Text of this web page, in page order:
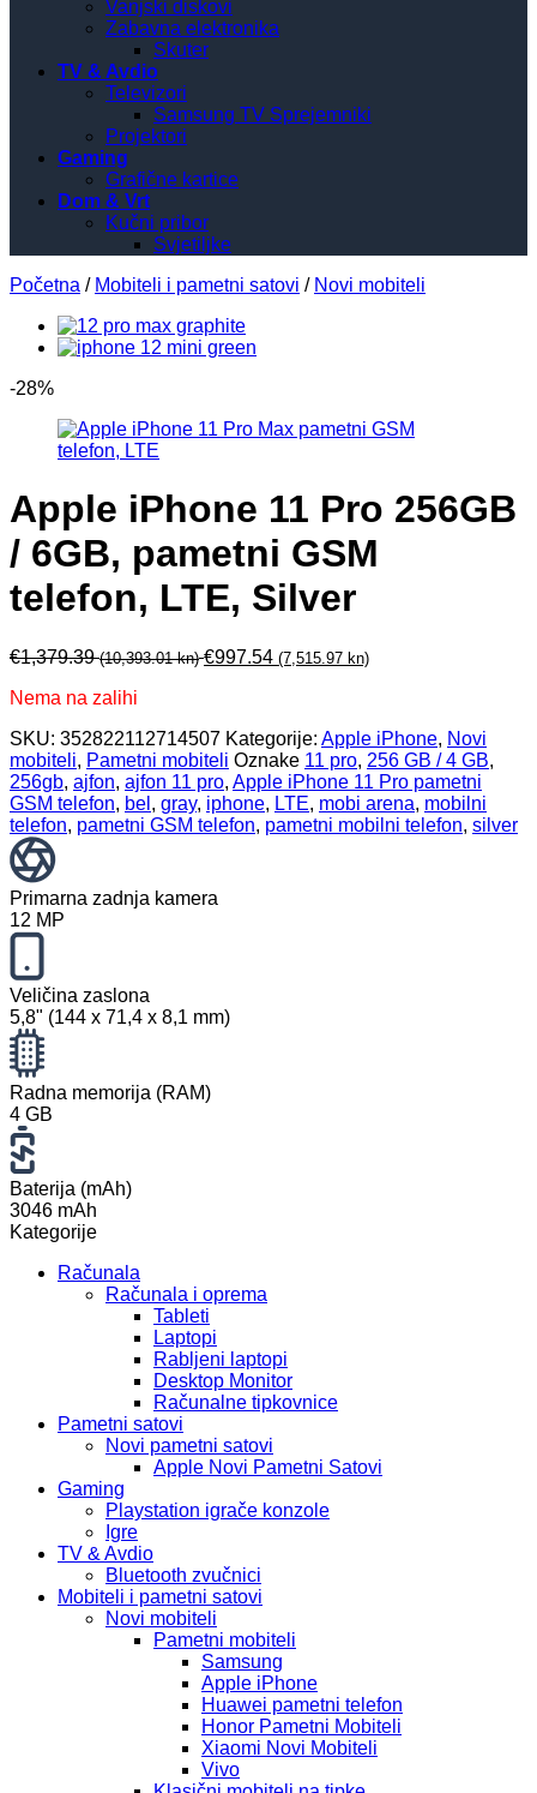
Vanjski diskovi
Zabavna elektronika
Skuter
TV & Avdio
Televizori
Samsung TV Sprejemniki
Projektori
Gaming
Grafične kartice
Dom & Vrt
Kučni pribor
Svjetiljke
Početna / Mobiteli i pametni satovi / Novi mobiteli
-28%
Apple iPhone 11 Pro 256GB
/ 6GB, pametni GSM
telefon, LTE, Silver
€1,379.39 (10,393.01 kn) €997.54 (7,515.97 kn)
Nema na zalihi
SKU: 352822112714507 Kategorije: Apple iPhone, Novi
mobiteli, Pametni mobiteli Oznake 11 pro, 256 GB / 4 GB,
256gb, ajfon, ajfon 11 pro, Apple iPhone 11 Pro pametni
GSM telefon, bel , gray, iphone, LTE, mobi arena, mobilni
telefon, pametni GSM telefon, pametni mobilni telefon, silver
Primarna zadnja kamera
12 MP
Veličina zaslona
5,8" (144 x 71,4 x 8,1 mm)
Radna memorija (RAM)
4 GB
Baterija (mAh)
3046 mAh
Kategorije
Računala
Računala i oprema
Tableti
Laptopi
Rabljeni laptopi
Desktop Monitor
Računalne tipkovnice
Pametni satovi
Novi pametni satovi
Apple Novi Pametni Satovi
Gaming
Playstation igrače konzole
Igre
TV & Avdio
Bluetooth zvučnici
Mobiteli i pametni satovi
Novi mobiteli
Pametni mobiteli
Samsung
Apple iPhone
Huawei pametni telefon
Honor Pametni Mobiteli
Xiaomi Novi Mobiteli
Vivo